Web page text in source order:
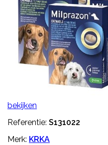
bekijken
Referentie: S131022
Merk: KRKA